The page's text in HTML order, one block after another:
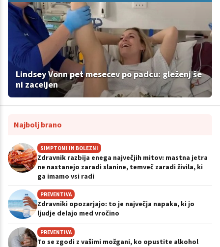
Lindsey Vonn pet mesecev po padcu: gleženj še
ni zaceljen
Najbolj brano
SIMPTOMI IN BOLEZNI
Zdravnik razbija enega največjih mitov: mastna jetra
ne nastanejo zaradi slanine, temveč zaradi živila, ki
ga imamo vsi radi
PREVENTIVA
Zdravniki opozarjajo: to je največja napaka, ki jo
ljudje delajo med vročino
PREVENTIVA
To se zgodi z vašimi možgani, ko opustite alkohol